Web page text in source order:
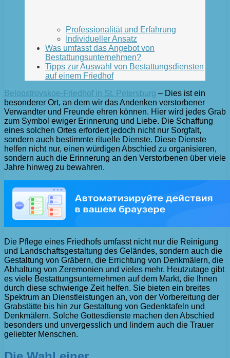
Professionalität und Erfahrung
Individueller Ansatz
Was umfasst das Angebot von
Bestattungsunternehmen?
Tipps zur Auswahl von Bestattungsdiensten
auf einem Friedhof
Beloostrovskoe-Friedhof in St. Petersburg – Dies ist ein
besonderer Ort, an dem wir das Andenken verstorbener
Verwandter und Freunde ehren können. Hier wird jedes Grab
zum Symbol ewiger Erinnerung und Liebe. Die Schaffung
eines solchen Ortes erfordert jedoch nicht nur Sorgfalt,
sondern auch bestimmte rituelle Dienste. Diese Dienste
helfen nicht nur, einen würdigen Abschied zu organisieren,
sondern auch die Erinnerung an den Verstorbenen über viele
Jahre hinweg zu bewahren.
Die Pflege eines Friedhofs umfasst nicht nur die Reinigung
und Landschaftsgestaltung des Geländes, sondern auch die
Gestaltung von Gräbern, die Errichtung von Denkmälern, die
Abhaltung von Zeremonien und vieles mehr. Heutzutage gibt
es viele Bestattungsunternehmen auf dem Markt, die Ihnen
durch diese schwierige Zeit helfen. Sie bieten ein breites
Spektrum an Dienstleistungen an, von der Vorbereitung der
Grabstätte bis hin zur Gestaltung von Gedenktafeln und
Denkmälern. Solche Gottesdienste machen den Abschied
besonders und unvergesslich und lindern auch die Trauer
geliebter Menschen.